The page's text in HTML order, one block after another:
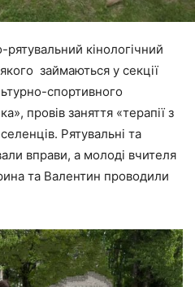
кінологічний
займаються у секції
спортивного
провів заняття «терапії з
Рятувальні та
вправи, а молоді вчителя
та Валентин проводили